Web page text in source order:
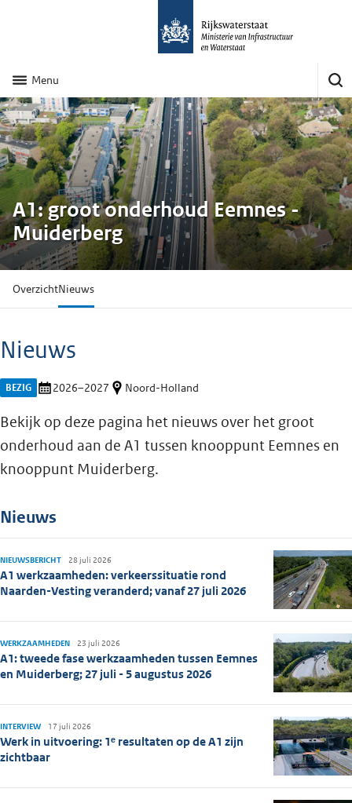
Menu
A1: groot onderhoud Eemnes -
Muiderberg
OverzichtNieuws
Nieuws
BEZIG 2026–2027 Noord-Holland
Bekijk op deze pagina het nieuws over het groot
onderhoud aan de A1 tussen knooppunt Eemnes en
knooppunt Muiderberg.
Nieuws
A1 werkzaamheden: verkeerssituatie rond
Naarden-Vesting veranderd; vanaf 27 juli 2026
NIEUWSBERICHT 28 juli 2026
A1: tweede fase werkzaamheden tussen Eemnes
en Muiderberg; 27 juli - 5 augustus 2026
WERKZAAMHEDEN 23 juli 2026
Werk in uitvoering: 1ᵉ resultaten op de A1 zijn
zichtbaar
INTERVIEW 17 juli 2026